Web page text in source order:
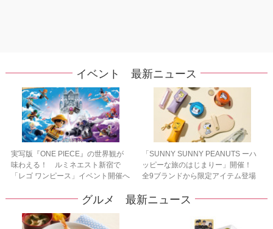
イベント 最新ニュース
実写版『ONE PIECE』の世界観が
味わえる！ ルミネエスト新宿で
「レゴ ワンピース」イベント開催へ
「SUNNY SUNNY PEANUTS ーハ
ッピーな旅のはじまりー」開催！
全9ブランドから限定アイテム登場
グルメ 最新ニュース